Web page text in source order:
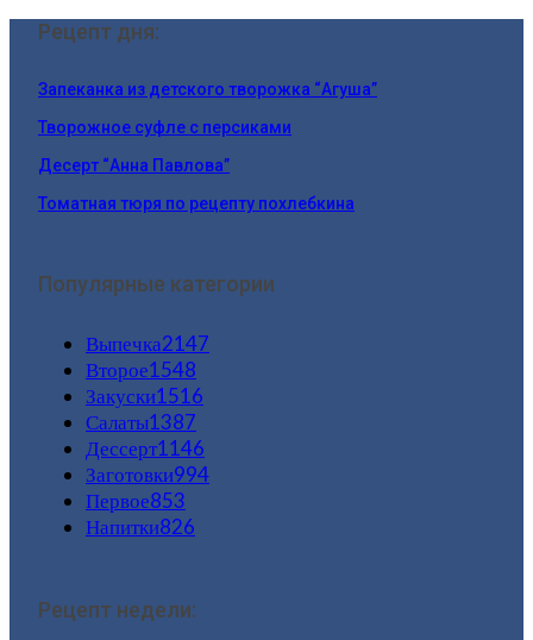
Рецепт дня:
Запеканка из детского творожка “Агуша”
Творожное суфле с персиками
Десерт “Анна Павлова”
Томатная тюря по рецепту похлебкина
Популярные категории
Выпечка2147
Второе1548
Закуски1516
Салаты1387
Дессерт1146
Заготовки994
Первое853
Напитки826
Рецепт недели: